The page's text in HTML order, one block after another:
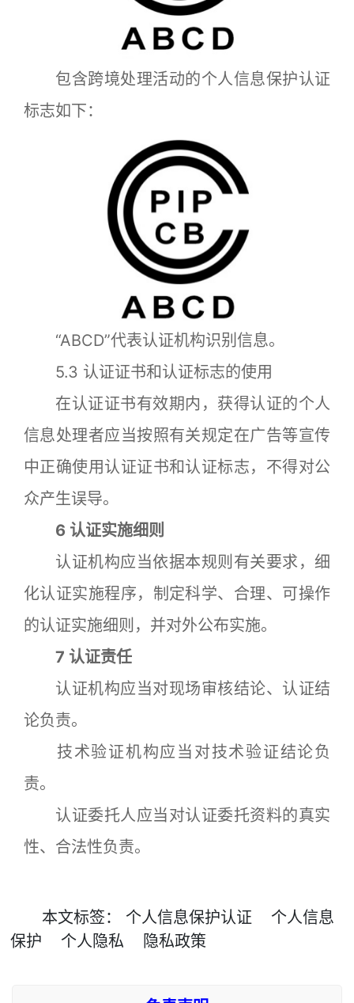
包含跨境处理活动的个人信息保护认证
标志如下：
“ABCD”代表认证机构识别信息。
5.3 认证证书和认证标志的使用
在认证证书有效期内，获得认证的个人
信息处理者应当按照有关规定在广告等宣传
中正确使用认证证书和认证标志，不得对公
众产生误导。
6 认证实施细则
认证机构应当依据本规则有关要求，细
化认证实施程序，制定科学、合理、可操作
的认证实施细则，并对外公布实施。
7 认证责任
认证机构应当对现场审核结论、认证结
论负责。
技术验证机构应当对技术验证结论负
责。
认证委托人应当对认证委托资料的真实
性、合法性负责。
本文标签： 个人信息保护认证
个人信息
保护
个人隐私 隐私政策